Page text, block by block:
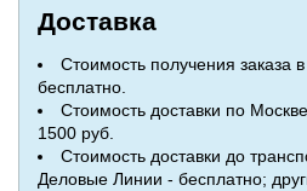
Доставка
Стоимость получения
бесплатно.
Стоимость доставки по
1500 руб.
Стоимость доставки до
Деловые Линии - бесплатно;